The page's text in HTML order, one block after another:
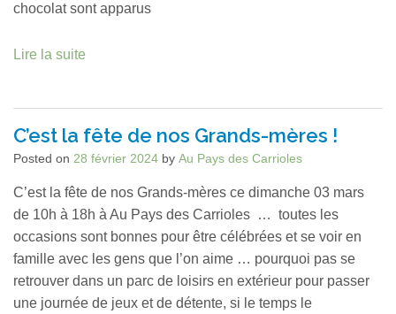
chocolat sont apparus
Lire la suite
C’est la fête de nos Grands-mères !
Posted on 28 février 2024 by Au Pays des Carrioles
C’est la fête de nos Grands-mères ce dimanche 03 mars
de 10h à 18h à Au Pays des Carrioles … toutes les
occasions sont bonnes pour être célébrées et se voir en
famille avec les gens que l’on aime … pourquoi pas se
retrouver dans un parc de loisirs en extérieur pour passer
une journée de jeux et de détente, si le temps le